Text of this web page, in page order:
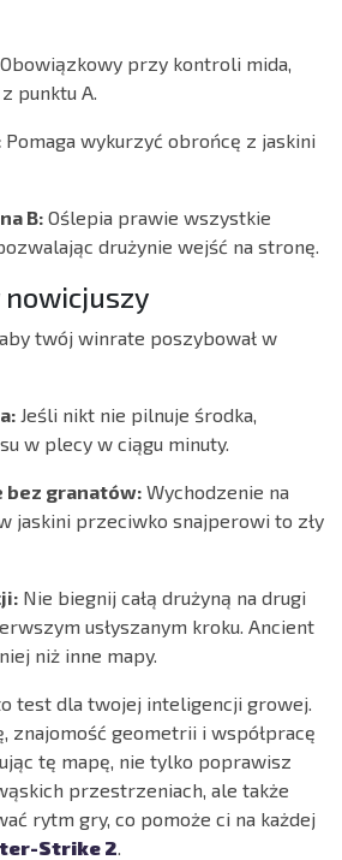
Obowiązkowy przy kontroli mida,
punktu A.
Pomaga wykurzyć obrońcę z jaskini
B: Oślepia prawie wszystkie
drużynie wejść na stronę.
nowicjuszy
twój winrate poszybował w
Jeśli nikt nie pilnuje środka,
w plecy w ciągu minuty.
bez granatów: Wychodzenie na
jaskini przeciwko snajperowi to zły
Nie biegnij całą drużyną na drugi
usłyszanym kroku. Ancient
niż inne mapy.
test dla twojej inteligencji growej.
znajomość geometrii i współpracę
tę mapę, nie tylko poprawisz
przestrzeniach, ale także
rytm gry, co pomoże ci na każdej
Strike 2.